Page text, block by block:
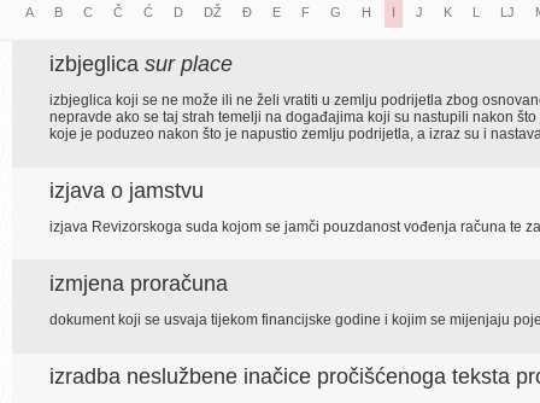
A B C Č Ć D DŽ Đ E F G H I J K L LJ
izbjeglica sur place
izbjeglica koji se ne može ili ne želi vratiti u zemlju podrijetla zbog
nepravde ako se taj strah temelji na događajima koji su nastupili nakon
koje je poduzeo nakon što je napustio zemlju podrijetla, a izraz su i
izjava o jamstvu
izjava Revizorskoga suda kojom se jamči pouzdanost vođenja računa te
izmjena proračuna
dokument koji se usvaja tijekom financijske godine i kojim se mijenjaju
izradba neslužbene inačice pročišćenoga teksta